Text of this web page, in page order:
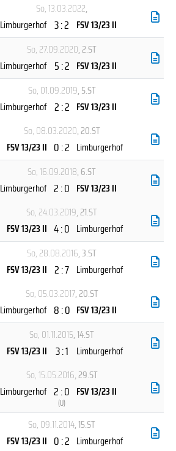
So, 13.03.2022,
Limburgerhof 3 : 2 FSV 13/23 II
So, 27.09.2020, 2.ST
Limburgerhof 5 : 2 FSV 13/23 II
So, 01.09.2019, 5.ST
Limburgerhof 2 : 2 FSV 13/23 II
So, 08.03.2020, 20.ST
FSV 13/23 II 0 : 2 Limburgerhof
So, 16.09.2018, 6.ST
Limburgerhof 2 : 0 FSV 13/23 II
So, 24.03.2019, 21.ST
FSV 13/23 II 4 : 0 Limburgerhof
So, 28.08.2016, 3.ST
FSV 13/23 II 2 : 7 Limburgerhof
So, 05.03.2017, 20.ST
Limburgerhof 8 : 0 FSV 13/23 II
So, 01.11.2015, 14.ST
FSV 13/23 II 3 : 1 Limburgerhof
So, 15.05.2016, 29.ST
Limburgerhof 2 : 0
(U)
FSV 13/23 II
So, 09.11.2014, 15.ST
FSV 13/23 II 0 : 2 Limburgerhof